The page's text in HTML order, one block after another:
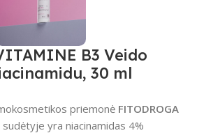
B3 Veido
30 ml
priemonė FITODROGA
sudėtyje yra niacinamidas 4%